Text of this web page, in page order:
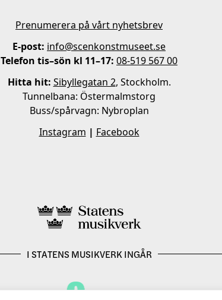
Prenumerera på vårt nyhetsbrev
E-post: info@scenkonstmuseet.se
Telefon tis–sön kl 11–17: 08-519 567 00
Hitta hit: Sibyllegatan 2, Stockholm.
Tunnelbana: Östermalmstorg
Buss/spårvagn: Nybroplan
Instagram | Facebook
I STATENS MUSIKVERK INGÅR